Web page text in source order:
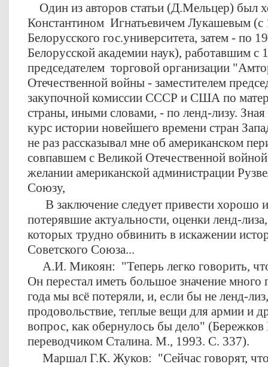
Один из авторов статьи (Д.Мельцер) был
Константином Игнатьевичем Лукашевым (с
Белорусского гос.университета, затем - по
Белорусской академии наук), работавшим
председателем торговой организации
Отечественной войны - заместителем
закупочной комиссии СССР и США по
страны, иными словами, - по ленд-лизу.
курс истории новейшего времени стран
не раз рассказывал мне об американском
совпавшем с Великой Отечественной
желании американской администрации
Союзу,
В заключение следует привести хорошо
потерявшие актуальности, оценки ленд-
которых трудно обвинить в искажении
Советского Союза...
А.И. Микоян: "Теперь легко говорить, что
Он перестал иметь большое значение
года мы всё потеряли, и, если бы не ленд-
продовольствие, теплые вещи для армии и
вопрос, как обернулось бы дело"
переводчиком Сталина. М., 1993. С. 337).
Маршал Г.К. Жуков: "Сейчас говорят, что